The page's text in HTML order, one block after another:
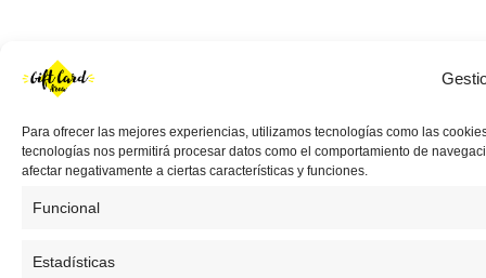
Para ofrecer las mejores experiencias, utilizamos tecnologías como las
tecnologías nos permitirá procesar datos como el comportamiento de
afectar negativamente a ciertas características y funciones.
Funcional
Estadísticas